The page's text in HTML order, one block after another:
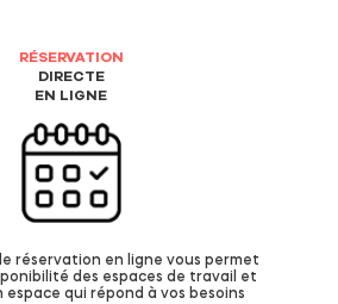
RÉSERVATION
DIRECTE
EN LIGNE
réservation en ligne vous permet
des espaces de travail et
espace qui répond à vos besoins